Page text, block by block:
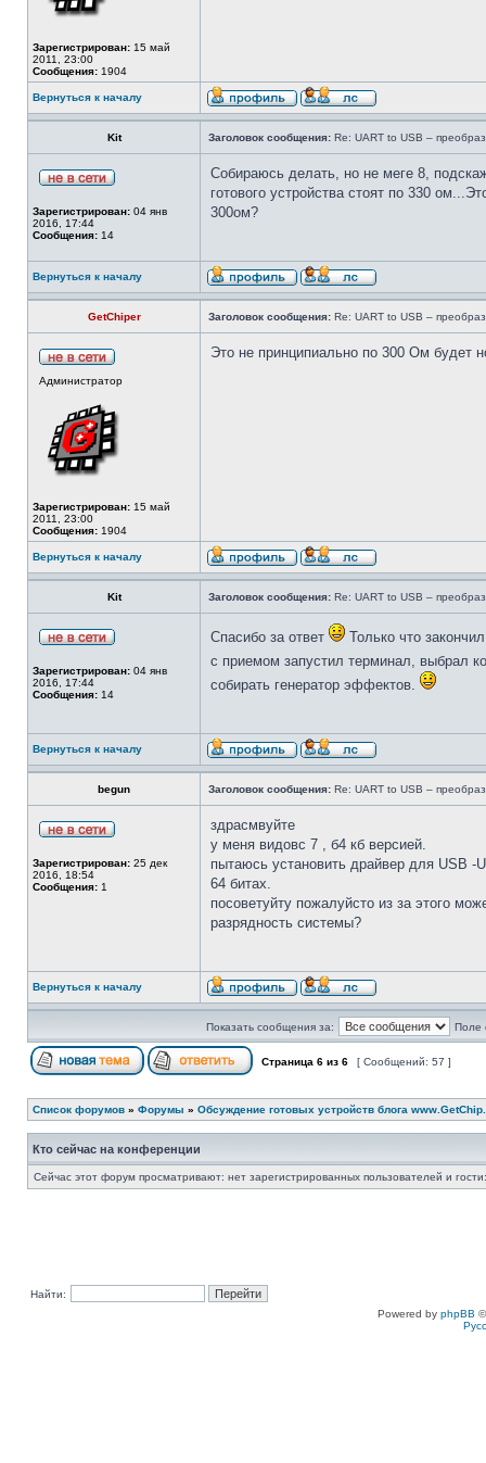
Зарегистрирован: 15 май
2011, 23:00
Сообщения: 1904
Вернуться к началу
Kit Заголовок сообщения: Re: UART to USB –
Зарегистрирован: 04 янв
2016, 17:44
Сообщения: 14
Собираюсь делать, но не меге 8,
готового устройства стоят по 330
300ом?
Вернуться к началу
GetChiper Заголовок сообщения: Re: UART to USB –
Администратор
Зарегистрирован: 15 май
2011, 23:00
Сообщения: 1904
Это не принципиально по 300 Ом будет
Вернуться к началу
Kit Заголовок сообщения: Re: UART to USB –
Зарегистрирован: 04 янв
2016, 17:44
Сообщения: 14
Спасибо за ответ
Только что
с приемом запустил терминал, выбрал
собирать генератор эффектов.
Вернуться к началу
begun Заголовок сообщения: Re: UART to USB –
Зарегистрирован: 25 дек
2016, 18:54
Сообщения: 1
здрасмвуйте
у меня видовс 7 , б4 кб версией.
пытаюсь установить драйвер для USB -
64 битах.
посоветуйту пожалуйсто из за этого
разрядность системы?
Вернуться к началу
Показать сообщения за: Поле
Страница 6 из 6 [ Сообщений: 57 ]
Список форумов » Форумы » Обсуждение готовых устройств блога
Кто сейчас на конференции
Сейчас этот форум просматривают: нет зарегистрированных пользователей и
Найти:
Powered by phpBB